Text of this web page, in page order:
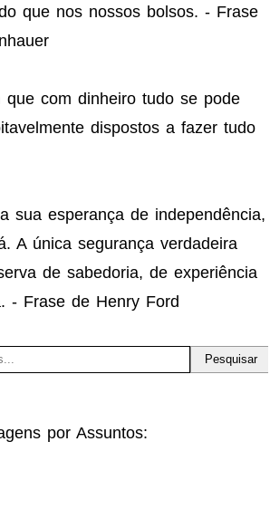
que nos nossos bolsos. - Frase
que com dinheiro tudo se pode
dispostos a fazer tudo
sua esperança de independência,
A única segurança verdadeira
de sabedoria, de experiência
- Frase de Henry Ford
por Assuntos: